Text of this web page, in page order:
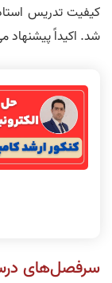
کیفیت تدریس
شد. اکیداً پیشنهاد
کنکور ارشد
سرفصل‌های